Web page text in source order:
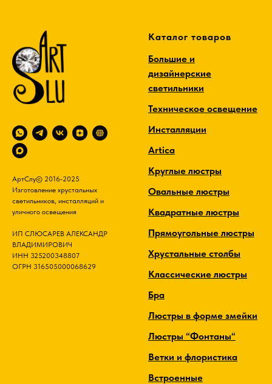
АртСлу© 2016-2025
Изготовление хрустальных
светильников, инсталляций и
уличного освещения
ИП СЛЮСАРЕВ АЛЕКСАНДР
ВЛАДИМИРОВИЧ
ИНН 325200348807
ОГРН 316505000068629
Каталог товаров
Большие и
дизайнерские
светильники
Техническое освещение
Инсталляции
Artica
Круглые люстры
Овальные люстры
Квадратные люстры
Прямоугольные люстры
Хрустальные столбы
Классические люстры
Бра
Люстры в форме змейки
Люстры “Фонтаны“
Ветки и флористика
Встроенные